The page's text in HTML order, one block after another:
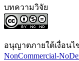
บทความวิจัย
อนุญาตภายใต้เงื่อนไ
NonCommercial-